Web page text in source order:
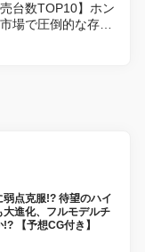
台数TOP10】ホン
場で圧倒的な存在
弱点克服!? 待望のハイ
進化、フルモデルチ
【予想CG付き】